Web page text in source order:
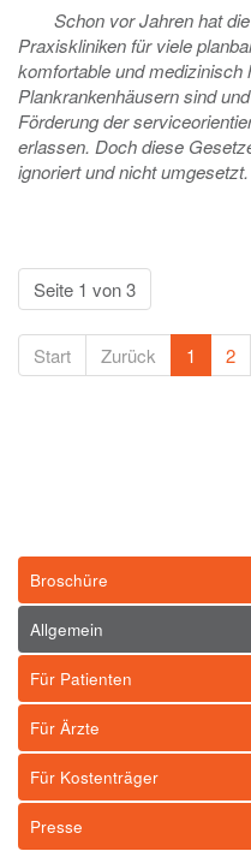
Schon vor Jahren hat
Praxiskliniken für viele
komfortable und
Plankrankenhäusern sind
Förderung der
erlassen. Doch diese
ignoriert und nicht umgesetzt.
Seite 1 von 3
Start Zurück 1 2
Broschüre
Allgemein
Für Patienten
Für Ärzte
Für Kostenträger
Presse